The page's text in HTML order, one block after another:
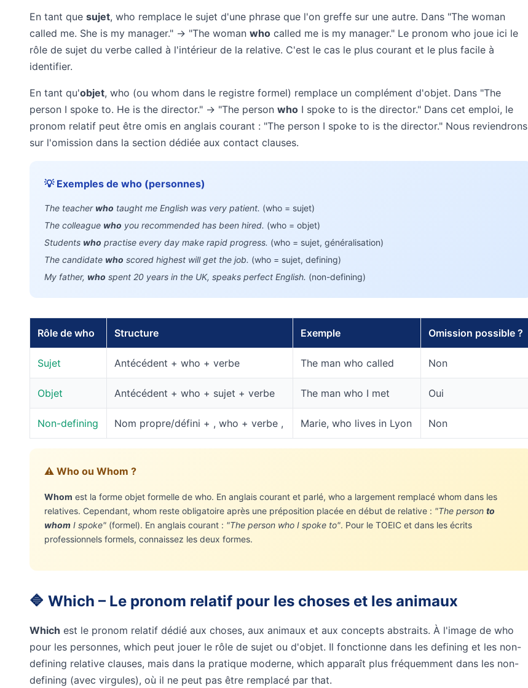
En tant que sujet, who remplace le sujet d'une phrase que l'on greffe sur une autre. Dans "The woman
called me. She is my manager." → "The woman who called me is my manager." Le pronom who joue ici le
rôle de sujet du verbe called à l'intérieur de la relative. C'est le cas le plus courant et le plus facile à
identifier.
En tant qu'objet, who (ou whom dans le registre formel) remplace un complément d'objet. Dans "The
person I spoke to. He is the director." → "The person who I spoke to is the director." Dans cet emploi, le
pronom relatif peut être omis en anglais courant : "The person I spoke to is the director." Nous reviendrons
sur l'omission dans la section dédiée aux contact clauses.
💡 Exemples de who (personnes)
The teacher who taught me English was very patient. (who = sujet)
The colleague who you recommended has been hired. (who = objet)
Students who practise every day make rapid progress. (who = sujet, généralisation)
The candidate who scored highest will get the job. (who = sujet, defining)
My father, who spent 20 years in the UK, speaks perfect English. (non-defining)
Rôle de who Structure Exemple Omission possible ?
Sujet Antécédent + who + verbe The man who called Non
Objet Antécédent + who + sujet + verbe The man who I met Oui
Non-defining Nom propre/défini + , who + verbe , Marie, who lives in Lyon Non
⚠️ Who ou Whom ?
Whom est la forme objet formelle de who. En anglais courant et parlé, who a largement remplacé whom dans les
relatives. Cependant, whom reste obligatoire après une préposition placée en début de relative : "The person to
whom I spoke" (formel). En anglais courant : "The person who I spoke to". Pour le TOEIC et dans les écrits
professionnels formels, connaissez les deux formes.
🔷 Which – Le pronom relatif pour les choses et les animaux
Which est le pronom relatif dédié aux choses, aux animaux et aux concepts abstraits. À l'image de who
pour les personnes, which peut jouer le rôle de sujet ou d'objet. Il fonctionne dans les defining et les non-
defining relative clauses, mais dans la pratique moderne, which apparaît plus fréquemment dans les non-
defining (avec virgules), où il ne peut pas être remplacé par that.